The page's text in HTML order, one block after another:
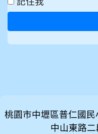
桃園市中壢區普仁國
中山東路